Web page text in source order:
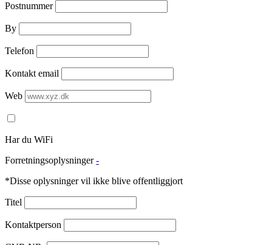
Postnummer
By
Telefon
Kontakt email
Web
Har du WiFi
Forretningsoplysninger -
*Disse oplysninger vil ikke blive offentliggjort
Titel
Kontaktperson